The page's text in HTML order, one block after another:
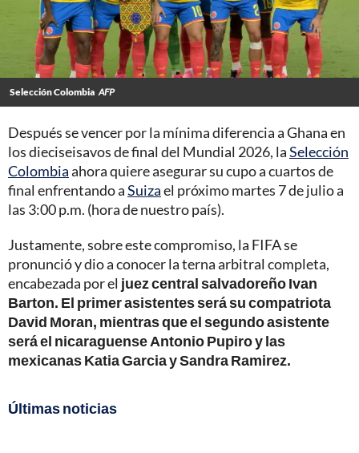
Selección Colombia AFP
Después se vencer por la mínima diferencia a Ghana en
los dieciseisavos de final del Mundial 2026, laSelección
Colombiaahora quiere asegurar su cupo a cuartos de
final enfrentando aSuizael próximo martes 7 de julio a
las 3:00 p.m. (hora de nuestro país).
Justamente, sobre este compromiso, la FIFA se
pronunció y dio a conocer la terna arbitral completa,
encabezada por el juez central salvadoreño Ivan
Barton. El primer asistentes será su compatriota
David Moran, mientras que el segundo asistente
será el nicaraguense Antonio Pupiro y las
mexicanas Katia Garcia y Sandra Ramirez.
Últimas noticias